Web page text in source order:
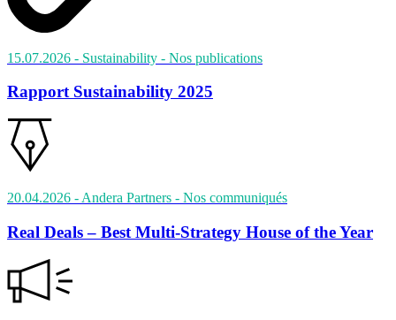
15.07.2026 - Sustainability - Nos publications
Rapport Sustainability 2025
20.04.2026 - Andera Partners - Nos communiqués
Real Deals – Best Multi-Strategy House of the Year